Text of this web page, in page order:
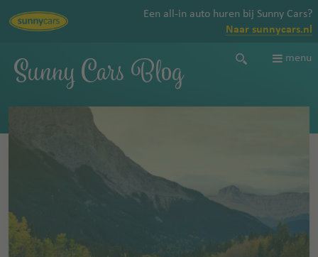
Een all-in auto huren bij Sunny Cars?
Naar sunnycars.nl
Sunny Cars Blog menu